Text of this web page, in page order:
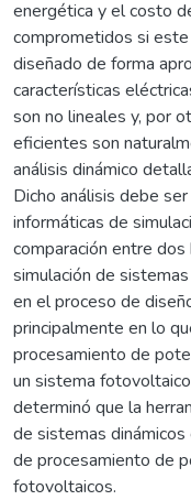
energética y el costo
comprometidos si
diseñado de forma
características
son no lineales y, por
eficientes son
análisis dinámico
Dicho análisis debe
informáticas de
comparación entre
simulación de
en el proceso de
principalmente en lo
procesamiento de
un sistema
determinó que la
de sistemas
de procesamiento de
fotovoltaicos.